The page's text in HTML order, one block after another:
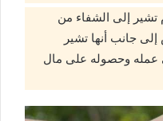
تشير إلى الشفاء من
إلى جانب أنها تشير
عمله وحصوله على مال